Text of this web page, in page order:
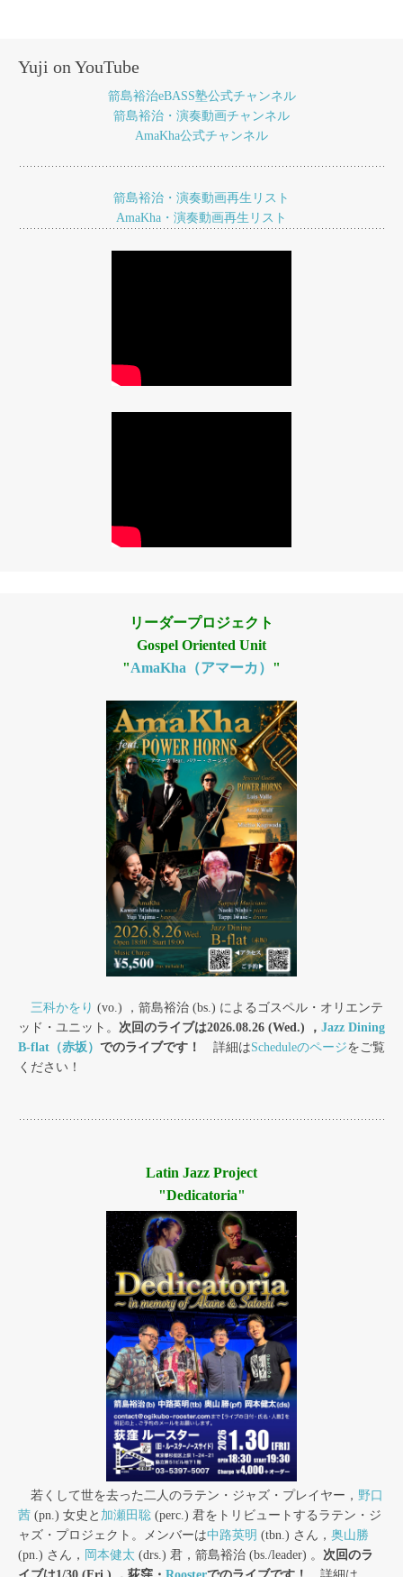
ビYuji on YouTube
箭島裕治eBASS塾公式チャンネル
箭島裕治・演奏動画チャンネル
AmaKha公式チャンネル
箭島裕治・演奏動画再生リスト
AmaKha・演奏動画再生リスト
リーダープロジェクト
Gospel Oriented Unit
"AmaKha（アマーカ） "
三科かをり (vo.) ，箭島裕治 (bs.) によるゴスペル・オリエンテ
ッド・ユニット。 次回のライブは2026.08.26 (Wed.) ， Jazz Dining
B-flat（赤坂） でのライブです！ 詳細はScheduleのページをご覧
ください！
Latin Jazz Project
"Dedicatoria"
若くして世を去った二人のラテン・ジャズ・プレイヤー， 野口
茜 (pn.) 女史と 加瀬田聡 (perc.) 君をトリビュートするラテン・ジ
ャズ・プロジェクト。メンバーは中路英明 (tbn.) さん， 奥山勝
(pn.) さん， 岡本健太 (drs.) 君，箭島裕治 (bs./leader) 。 次回のラ